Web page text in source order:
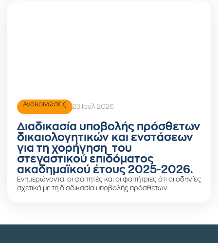
Ανακοινώσεις 23 Ιούλ 2026
Διαδικασία υποβολής πρόσθετων
δικαιολογητικών και ενστάσεων
για τη χορήγηση του
στεγαστικού επιδόματος
ακαδημαϊκού έτους 2025-2026.
Ενημερώνονται οι φοιτητές και οι φοιτήτριες ότι οι οδηγίες
σχετικά με τη διαδικασία υποβολής πρόσθετων …